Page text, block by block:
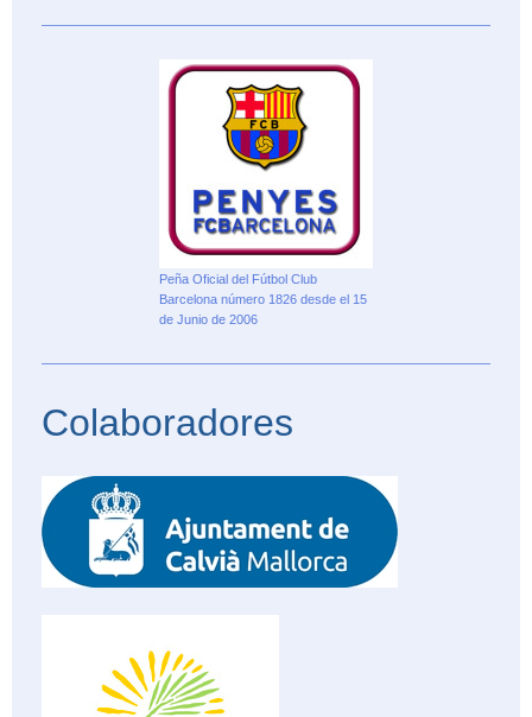
Peña Oficial del Fútbol Club
Barcelona número 1826 desde el 15
de Junio de 2006
Colaboradores